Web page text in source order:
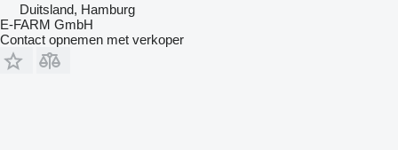
Duitsland, Hamburg
E-FARM GmbH
Contact opnemen met verkoper